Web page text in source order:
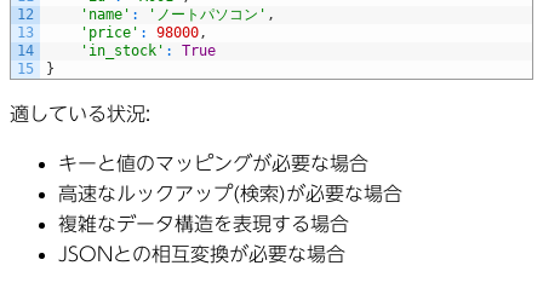
12
13
14
15
'name' : 'ノートパソコン' ,
'price' : 98000,
'in_stock' :
True
}
適している状況:
キーと値のマッピングが必要な場合
高速なルックアップ(検索)が必要な場合
複雑なデータ構造を表現する場合
JSONとの相互変換が必要な場合